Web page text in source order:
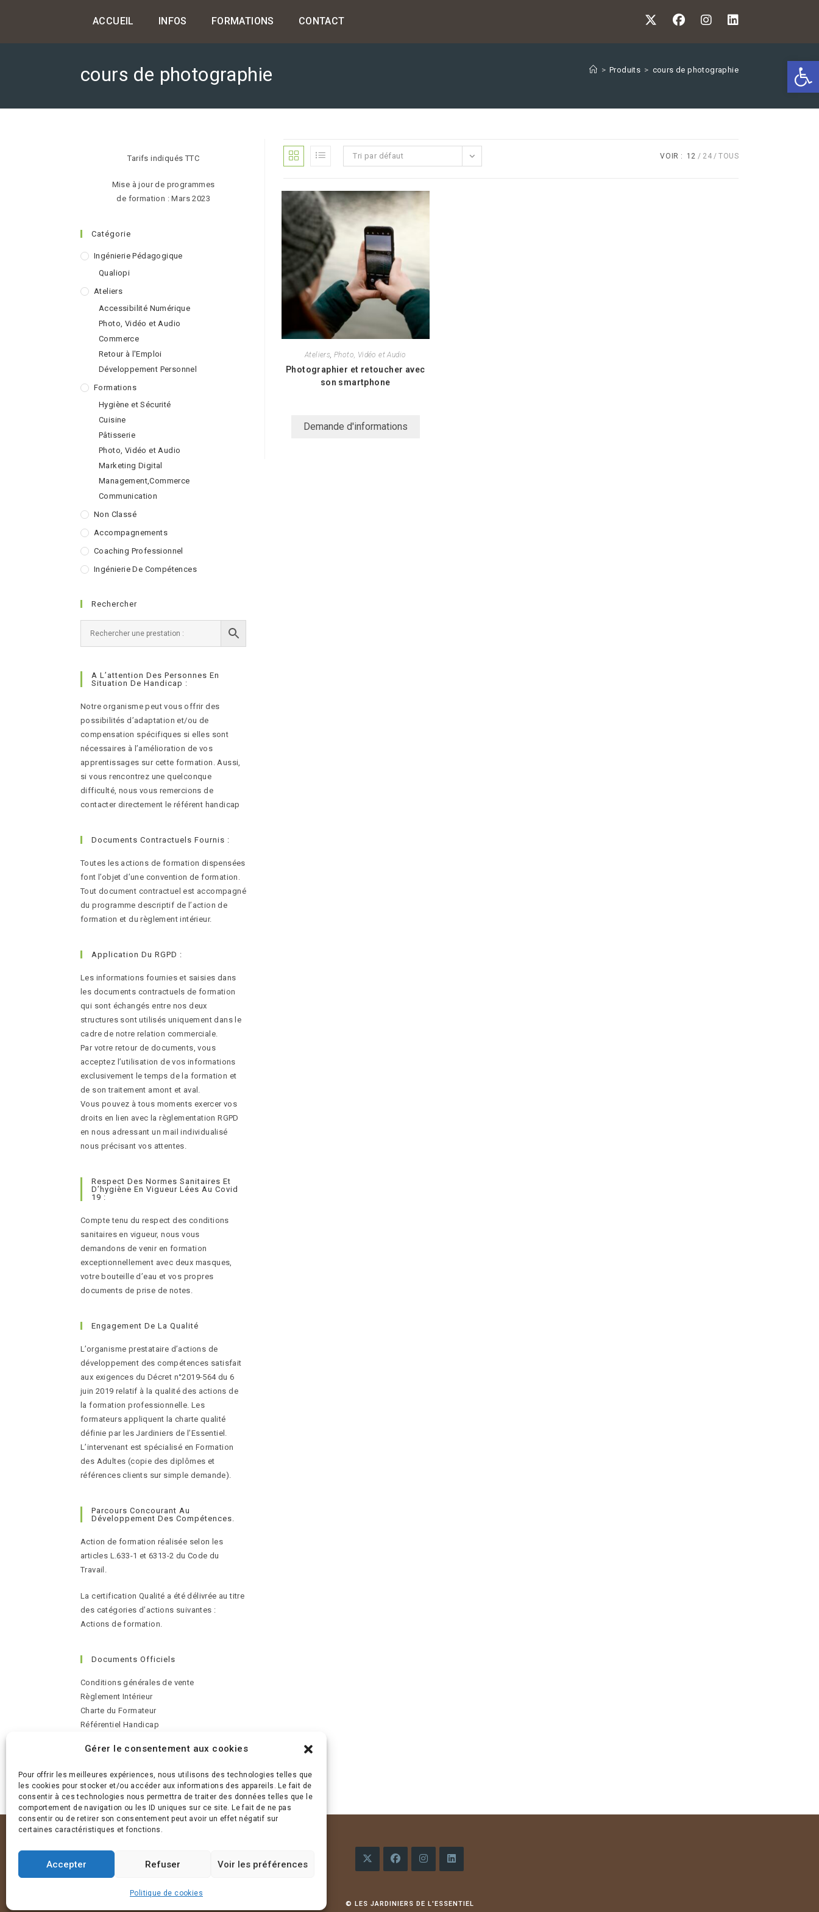
Gérer le consentement aux cookies
Pour offrir les meilleures expériences, nous utilisons des technologies telles que
les cookies pour stocker et/ou accéder aux informations des appareils. Le fait de
consentir à ces technologies nous permettra de traiter des données telles que le
comportement de navigation ou les ID uniques sur ce site. Le fait de ne pas
consentir ou de retirer son consentement peut avoir un effet négatif sur
certaines caractéristiques et fonctions.
Accepter Refuser Voir les préférences
Politique de cookies
ACCUEIL INFOS FORMATIONS CONTACT
cours de photographie > Produits > cours de photographie
Tri par défaut VOIR : 12 24 TOUS
Ateliers, Photo, Vidéo et Audio
Photographier et retoucher avec
son smartphone
Demande d'informations
Tarifs indiqués TTC
Mise à jour de programmes
de formation : Mars 2023
Catégorie
Ingénierie Pédagogique
Qualiopi
Ateliers
Accessibilité Numérique
Photo, Vidéo et Audio
Commerce
Retour à l'Emploi
Développement Personnel
Formations
Hygiène et Sécurité
Cuisine
Pâtisserie
Photo, Vidéo et Audio
Marketing Digital
Management,Commerce
Communication
Non Classé
Accompagnements
Coaching Professionnel
Ingénierie De Compétences
Rechercher
A L’attention Des Personnes En
Situation De Handicap :
Notre organisme peut vous offrir des
possibilités d’adaptation et/ou de
compensation spécifiques si elles sont
nécessaires à l’amélioration de vos
apprentissages sur cette formation. Aussi,
si vous rencontrez une quelconque
difficulté, nous vous remercions de
contacter directement le référent handicap
Documents Contractuels Fournis :
Toutes les actions de formation dispensées
font l’objet d’une convention de formation.
Tout document contractuel est accompagné
du programme descriptif de l’action de
formation et du règlement intérieur.
Application Du RGPD :
Les informations fournies et saisies dans
les documents contractuels de formation
qui sont échangés entre nos deux
structures sont utilisés uniquement dans le
cadre de notre relation commerciale.
Par votre retour de documents, vous
acceptez l’utilisation de vos informations
exclusivement le temps de la formation et
de son traitement amont et aval.
Vous pouvez à tous moments exercer vos
droits en lien avec la règlementation RGPD
en nous adressant un mail individualisé
nous précisant vos attentes.
Respect Des Normes Sanitaires Et
D’hygiène En Vigueur Lées Au Covid
19 :
Compte tenu du respect des conditions
sanitaires en vigueur, nous vous
demandons de venir en formation
exceptionnellement avec deux masques,
votre bouteille d’eau et vos propres
documents de prise de notes.
Engagement De La Qualité
L’organisme prestataire d’actions de
développement des compétences satisfait
aux exigences du Décret n°2019-564 du 6
juin 2019 relatif à la qualité des actions de
la formation professionnelle. Les
formateurs appliquent la charte qualité
définie par les Jardiniers de l’Essentiel.
L’intervenant est spécialisé en Formation
des Adultes (copie des diplômes et
références clients sur simple demande).
Parcours Concourant Au
Développement Des Compétences.
Action de formation réalisée selon les
articles L.633-1 et 6313-2 du Code du
Travail.
La certification Qualité a été délivrée au titre
des catégories d’actions suivantes :
Actions de formation.
Documents Officiels
Conditions générales de vente
Règlement Intérieur
Charte du Formateur
Référentiel Handicap
Indicateurs Qualité
un
un
un
un
© LES JARDINIERS DE L'ESSENTIEL